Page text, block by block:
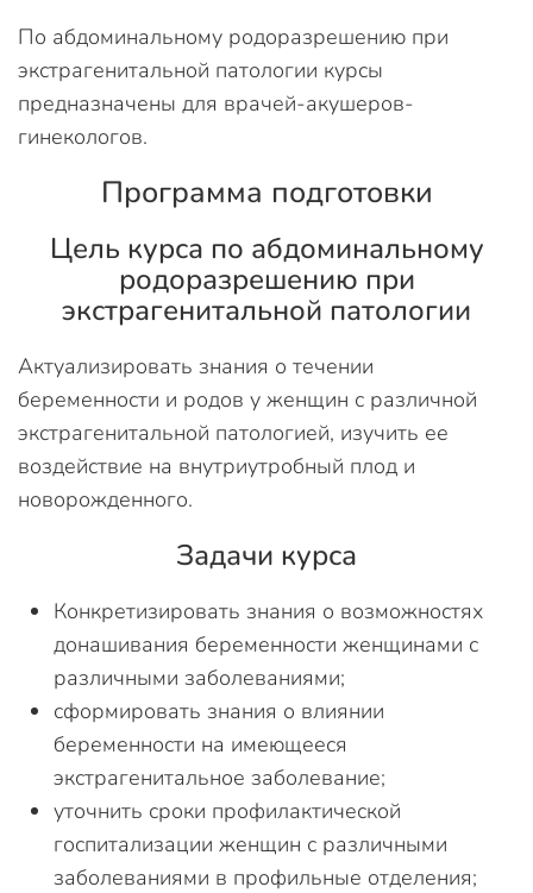
По абдоминальному родоразрешению при
экстрагенитальной патологии курсы
предназначены для врачей-акушеров-
гинекологов.
Программа подготовки
Цель курса по абдоминальному
родоразрешению при
экстрагенитальной патологии
Актуализировать знания о течении
беременности и родов у женщин с различной
экстрагенитальной патологией, изучить ее
воздействие на внутриутробный плод и
новорожденного.
Задачи курса
Конкретизировать знания о возможностях
донашивания беременности женщинами с
различными заболеваниями;
сформировать знания о влиянии
беременности на имеющееся
экстрагенитальное заболевание;
уточнить сроки профилактической
госпитализации женщин с различными
заболеваниями в профильные отделения;